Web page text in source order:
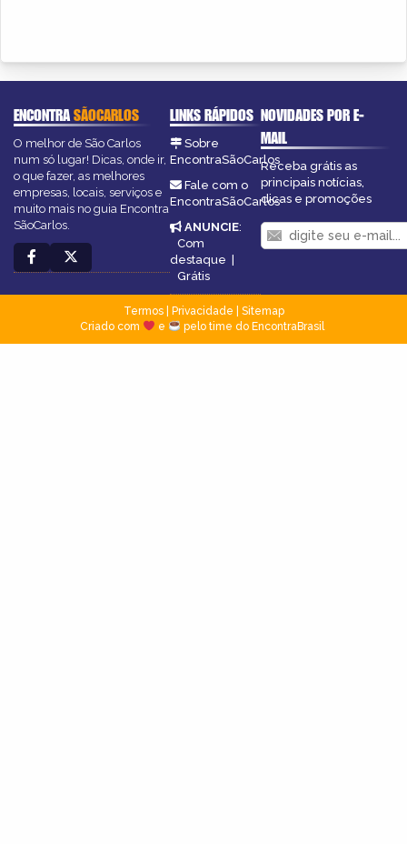
ENCONTRASÃOCARLOS
O melhor de São Carlos
num só lugar! Dicas, onde ir,
o que fazer, as melhores
empresas, locais, serviços e
muito mais no guia Encontra
SãoCarlos.
LINKS RÁPIDOS
Sobre
EncontraSãoCarlos
Fale com o
EncontraSãoCarlos
ANUNCIE:
Com
destaque
Grátis
NOVIDADES POR E-
MAIL
Receba grátis as
principais notícias,
dicas e promoções
Termos| Privacidade
Sitemap
Criado com
e pelo time do EncontraBrasil